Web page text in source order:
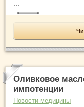
Оливковое
импотенции
Новости медицины